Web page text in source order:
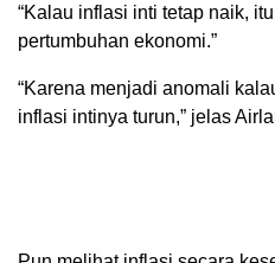
“Kalau inflasi inti tetap naik,
pertumbuhan ekonomi.”
“Karena menjadi anomali
inflasi intinya turun,” jelas